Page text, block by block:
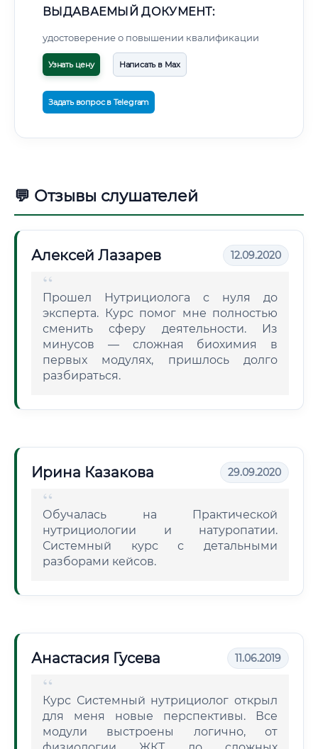
ВЫДАВАЕМЫЙ ДОКУМЕНТ:
удостоверение о повышении квалификации
Узнать цену Написать в Max
Задать вопрос в Telegram
💬 Отзывы слушателей
Алексей Лазарев 12.09.2020
Прошел Нутрициолога с нуля до
эксперта. Курс помог мне полностью
сменить сферу деятельности. Из
минусов — сложная биохимия в
первых модулях, пришлось долго
разбираться.
Ирина Казакова 29.09.2020
Обучалась на Практической
нутрициологии и натуропатии.
Системный курс с детальными
разборами кейсов.
Анастасия Гусева 11.06.2019
Курс Системный нутрициолог открыл
для меня новые перспективы. Все
модули выстроены логично, от